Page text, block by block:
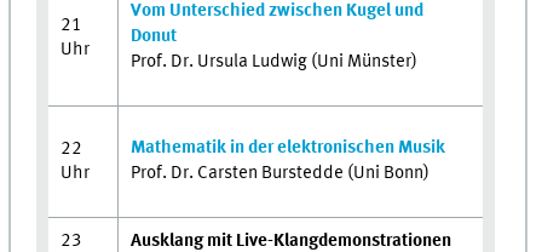
21
Uhr
Vom Unterschied zwischen Kugel und
Donut
Prof. Dr. Ursula Ludwig (Uni Münster)
22
Uhr
Mathematik in der elektronischen Musik
Prof. Dr. Carsten Burstedde (Uni Bonn)
23
Ausklang mit Live-Klangdemonstrationen